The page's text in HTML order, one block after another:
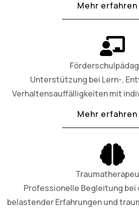
Mehr erfahren
Unterstützung bei Lern-,
Verhaltensauffälligkeiten mit
Mehr erfahren
Professionelle Begleitung bei
belastender Erfahrungen und